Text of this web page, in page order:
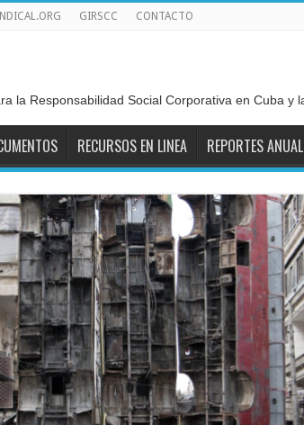
GIRSCC CONTACTO
la Responsabilidad Social Corporativa en Cuba y
RECURSOS EN LINEA REPORTES